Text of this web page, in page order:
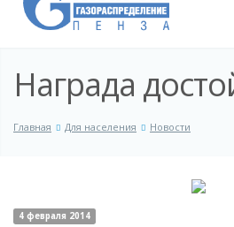
Награда
Главная Для населения Новости
4 февраля 2014